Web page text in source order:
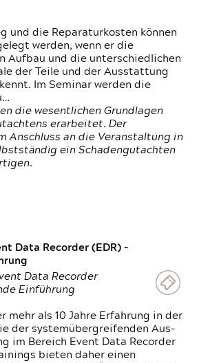
und die Reparaturkosten können
werden, wenn er die
Aufbau und die unterschiedlichen
der Teile und der Ausstattung
Im Seminar werden die
die wesentlichen Grundlagen
erarbeitet. Der
Anschluss an die Veranstaltung in
ein Schadengutachten
Data Recorder (EDR) –
Data Recorder
Einführung
mehr als 10 Jahre Erfahrung in der
der systemübergreifenden Aus-
im Bereich Event Data Recorder
bieten daher einen